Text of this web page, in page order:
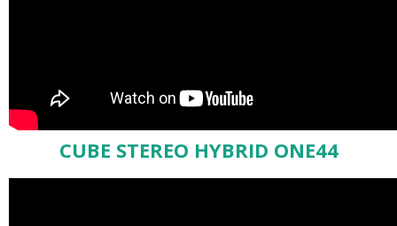
CUBE STEREO HYBRID ONE44